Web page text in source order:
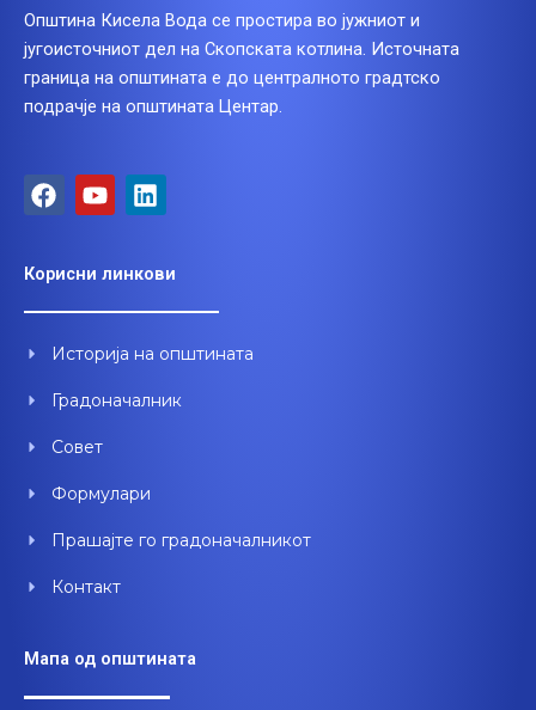
Општина Кисела Вода се простира во јужниот и
југоисточниот дел на Скопската котлина. Источната
граница на општината е до централното градтско
подрачје на општината Центар.
F
a
b
o
k
Y
o
u
b
L
i
e
d
n
Корисни линкови
Историја на општината
Градоначалник
Совет
Формулари
Прашајте го градоначалникот
Контакт
Мапа од општината